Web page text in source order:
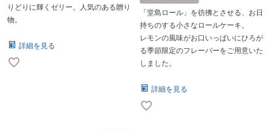
りどりに輝くゼリー。人気のある贈り
物。
詳細を見る
「堂島ロール」を彷彿とさせる、お日
持ちのする小さなロールケーキ。
レモンの風味がお口いっぱいにひろが
る季節限定のフレーバーをご用意いた
しました。
詳細を見る